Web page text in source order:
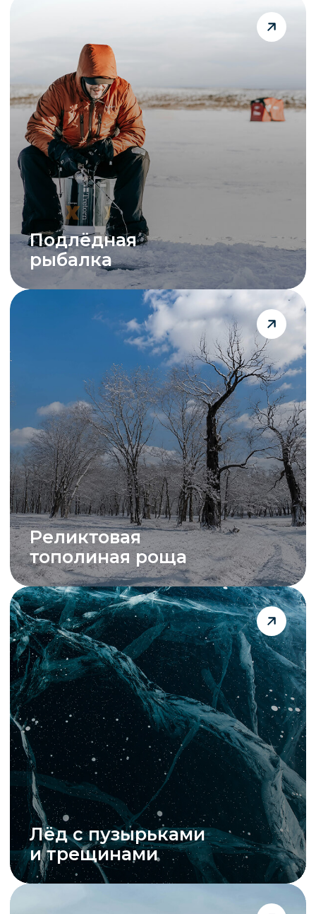
Фотосессии
на льду Байкала
Поход
к Сухому озеру
Реликтовая
тополиная роща
Прогулки по Большой
Байкальской тропе